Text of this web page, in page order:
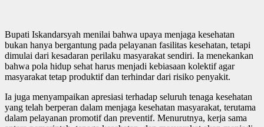
Bupati Iskandarsyah menilai bahwa upaya menjaga kesehatan
bukan hanya bergantung pada pelayanan fasilitas kesehatan, tetapi
dimulai dari kesadaran perilaku masyarakat sendiri. Ia menekankan
bahwa pola hidup sehat harus menjadi kebiasaan kolektif agar
masyarakat tetap produktif dan terhindar dari risiko penyakit.
Ia juga menyampaikan apresiasi terhadap seluruh tenaga kesehatan
yang telah berperan dalam menjaga kesehatan masyarakat, terutama
dalam pelayanan promotif dan preventif. Menurutnya, kerja sama